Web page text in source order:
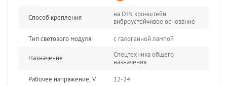
Способ крепления
на DIN кронштейн
виброустойчивое основание
Тип светового модуля
с галогенной лампой
Назначение
Спецтехника общего
назначения
Рабочее напряжение, V
12-24